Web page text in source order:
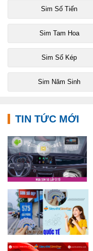
Sim Số Tiến
Sim Tam Hoa
Sim Số Kép
Sim Năm Sinh
TIN TỨC MỚI